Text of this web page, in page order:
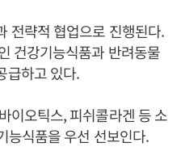
전략적 협업으로 진행된다.
건강기능식품과 반려동물
급하고 있다.
이오틱스, 피쉬콜라겐 등 소
능식품을 우선 선보인다.